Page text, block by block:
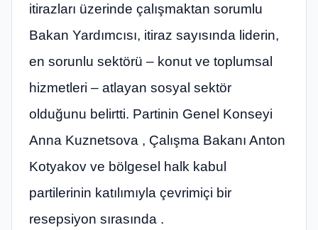
itirazları üzerinde çalışmaktan sorumlu
Bakan Yardımcısı, itiraz sayısında liderin,
en sorunlu sektörü – konut ve toplumsal
hizmetleri – atlayan sosyal sektör
olduğunu belirtti. Partinin Genel Konseyi
Anna Kuznetsova , Çalışma Bakanı Anton
Kotyakov ve bölgesel halk kabul
partilerinin katılımıyla çevrimiçi bir
resepsiyon sırasında .